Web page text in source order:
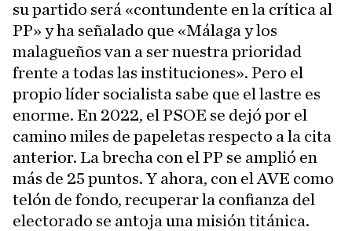
su partido será «contundente en la crítica al
PP» y ha señalado que «Málaga y los
malagueños van a ser nuestra prioridad
frente a todas las instituciones». Pero el
propio líder socialista sabe que el lastre es
enorme. En 2022, el PSOE se dejó por el
camino miles de papeletas respecto a la cita
anterior. La brecha con el PP se amplió en
más de 25 puntos. Y ahora, con el AVE como
telón de fondo, recuperar la confianza del
electorado se antoja una misión titánica.